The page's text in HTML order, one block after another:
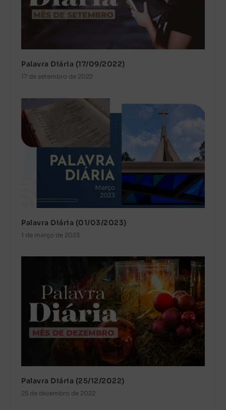
Palavra Diária (17/09/2022)
17 de setembro de 2022
Palavra Diária (01/03/2023)
1 de março de 2023
Palavra Diária (25/12/2022)
25 de dezembro de 2022